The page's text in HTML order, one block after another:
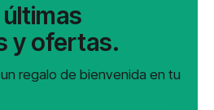
y ofertas.
regalo de bienvenida en tu